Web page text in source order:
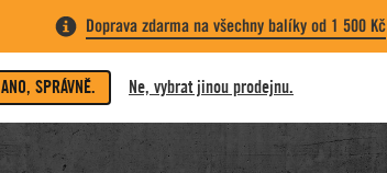
Doprava zdarma na všechny balíky od 1 500 Kč
ANO, SPRÁVNĚ. Ne, vybrat jinou prodejnu.